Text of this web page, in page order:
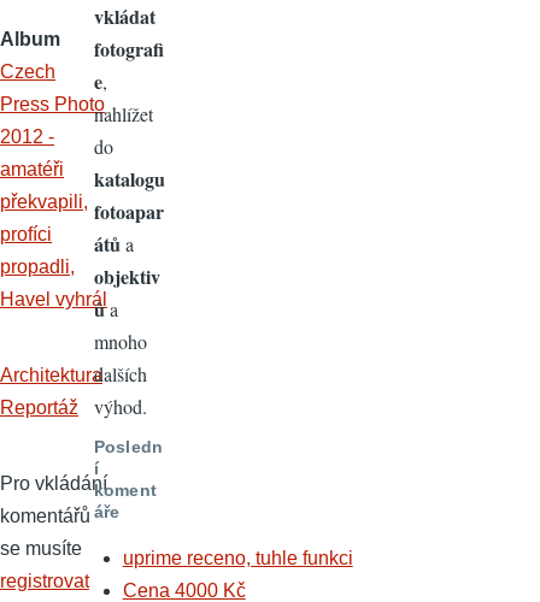
Album
Czech
Press Photo
2012 -
amatéři
překvapili,
profíci
propadli,
Havel vyhrál
Architektura
Reportáž
Pro vkládání
komentářů
se musíte
registrovat
vkládat
fotografi
e,
nahlížet
do
katalogu
fotoapar
átů a
objektiv
ůa
mnoho
dalších
výhod.
Posledn
í
koment
áře
uprime receno, tuhle funkci
Cena 4000 Kč